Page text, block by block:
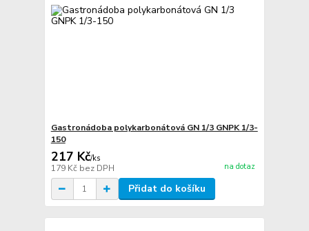
Gastronádoba polykarbonátová GN 1/3 GNPK 1/3-
150
217 Kč/ks
179 Kč bez DPH na dotaz
Přidat do košíku